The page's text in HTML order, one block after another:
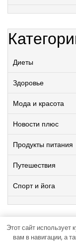
Диеты
Здоровье
Мода и красота
Новости плюс
Продукты питания
Путешествия
Спорт и йога
Работает на
Этот сайт
вам в навигации, а